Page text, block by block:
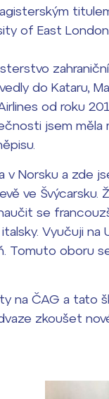
of East
do Kataru,
od roku
jsem měla
Norsku a zde
ve Švýcarsku.
se
Vyučuji
Tomuto oboru
na ČAG a tato
zkoušet